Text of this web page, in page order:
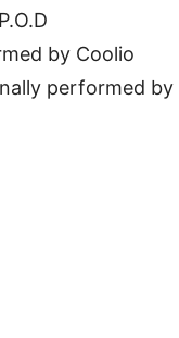
by Coolio
performed by